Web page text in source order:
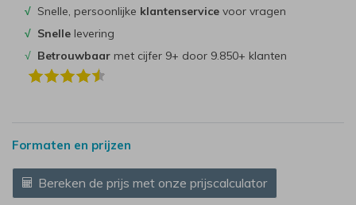
√ Snelle, persoonlijke klantenservice voor vragen
√ Snelle levering
√ Betrouwbaar met cijfer 9+ door 9.850+ klanten
Formaten en prijzen
Bereken de prijs met onze prijscalculator